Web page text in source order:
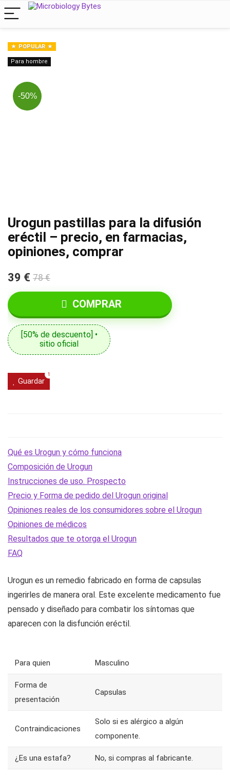
POPULAR
Para hombre
-50%
Urogun pastillas para la difusión
eréctil – precio, en farmacias,
opiniones, comprar
39 € 78 €
COMPRAR
[50% de descuento] •
sitio oficial
Guardar
1
Qué es Urogun y cómo funciona
Composición de Urogun
Instrucciones de uso. Prospecto
Precio y Forma de pedido del Urogun original
Opiniones reales de los consumidores sobre el Urogun
Opiniones de médicos
Resultados que te otorga el Urogun
FAQ
Urogun es un remedio fabricado en forma de capsulas
ingerirles de manera oral. Este excelente medicamento fue
pensado y diseñado para combatir los síntomas que
aparecen con la disfunción eréctil.
Para quien Masculino
Forma de
presentación
Capsulas
Contraindicaciones
Solo si es alérgico a algún
componente.
¿Es una estafa? No, si compras al fabricante.